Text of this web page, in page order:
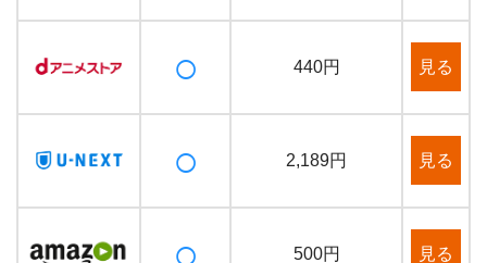
○ 440円 見る
○ 2,189円 見る
500円 見る